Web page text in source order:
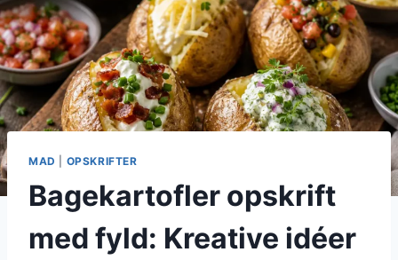
MAD OPSKRIFTER
Bagekartofler opskrift
med fyld: Kreative idéer